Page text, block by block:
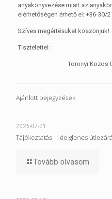
anyakönyvezése miatt az
elérhetőségen érhető el: +36-30/
Szíves megértésüket köszönjük!
Tisztelettel:
Toronyi Közös
Ajánlott bejegyzések
2026-07-21
Tájékoztatás – ideiglenes
Tovább olvasom